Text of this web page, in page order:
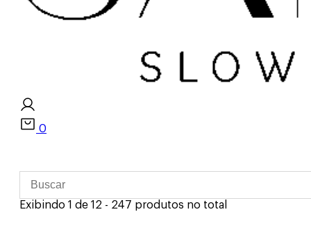
0
Exibindo 1 de 12 - 247 produtos no total